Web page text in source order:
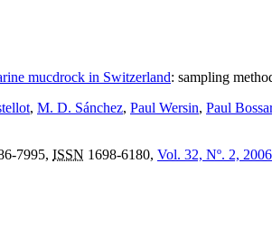
mucdrock in Switzerland: sampling
, M. D. Sánchez, Paul Wersin, Paul
7995, ISSN 1698-6180, Vol. 32, Nº. 2, 2006